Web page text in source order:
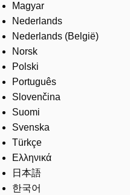
Magyar
Nederlands
Nederlands (België)
Norsk
Polski
Português
Slovenčina
Suomi
Svenska
Türkçe
Ελληνικά
日本語
한국어